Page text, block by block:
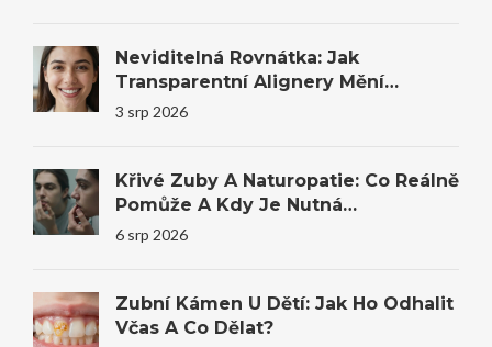
Neviditelná Rovnátka: Jak
Transparentní Alignery Mění
Úsměvy I Sebevědomí
3 srp 2026
Křivé Zuby A Naturopatie: Co Reálně
Pomůže A Kdy Je Nutná
Stomatologie
6 srp 2026
Zubní Kámen U Dětí: Jak Ho Odhalit
Včas A Co Dělat?